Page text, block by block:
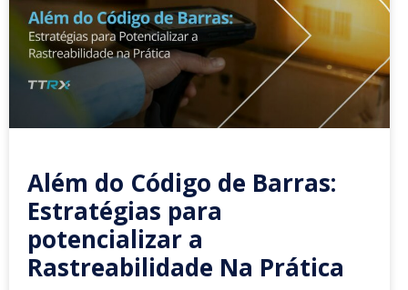
Além do Código de Barras:
Estratégias para
potencializar a
Rastreabilidade Na Prática